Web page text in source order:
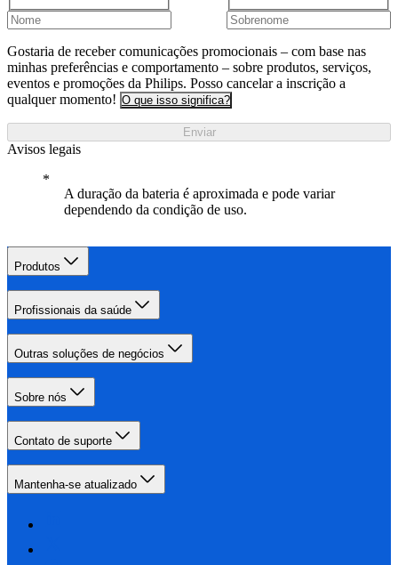
Gostaria de receber comunicações promocionais – com base nas
minhas preferências e comportamento – sobre produtos, serviços,
eventos e promoções da Philips. Posso cancelar a inscrição a
qualquer momento! O que isso significa?
Enviar
Avisos legais
A duração da bateria é aproximada e pode variar
dependendo da condição de uso.
Produtos
Profissionais da saúde
Outras soluções de negócios
Sobre nós
Contato de suporte
Mantenha-se atualizado